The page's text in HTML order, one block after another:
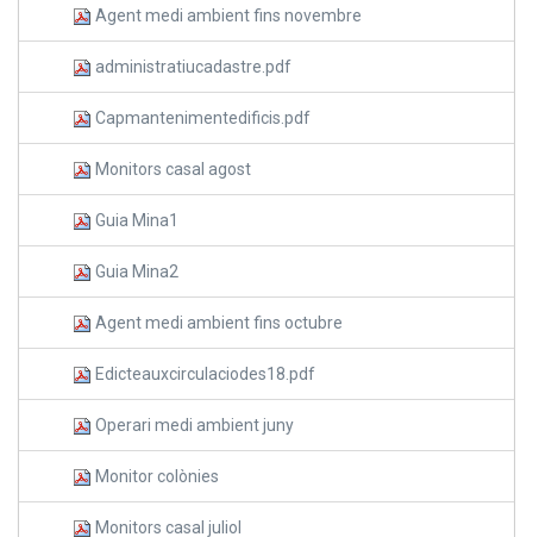
Agent medi ambient fins novembre
administratiucadastre.pdf
Capmantenimentedificis.pdf
Monitors casal agost
Guia Mina1
Guia Mina2
Agent medi ambient fins octubre
Edicteauxcirculaciodes18.pdf
Operari medi ambient juny
Monitor colònies
Monitors casal juliol